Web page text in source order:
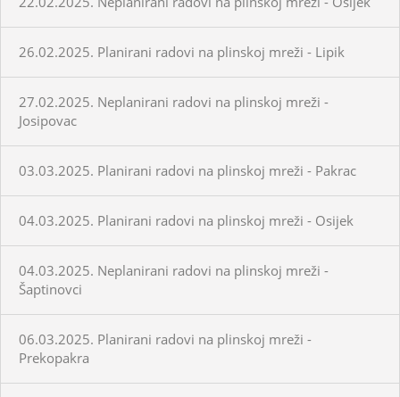
26.02.2025. Planirani radovi na plinskoj mreži - Lipik
27.02.2025. Neplanirani radovi na plinskoj mreži -
Josipovac
03.03.2025. Planirani radovi na plinskoj mreži - Pakrac
04.03.2025. Planirani radovi na plinskoj mreži - Osijek
04.03.2025. Neplanirani radovi na plinskoj mreži -
Šaptinovci
06.03.2025. Planirani radovi na plinskoj mreži -
Prekopakra